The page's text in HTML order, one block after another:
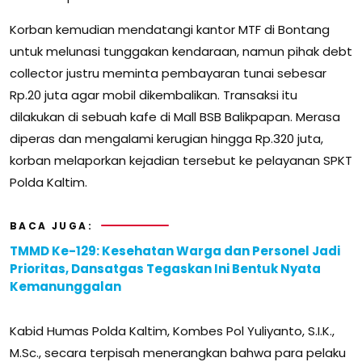
Korban kemudian mendatangi kantor MTF di Bontang
untuk melunasi tunggakan kendaraan, namun pihak debt
collector justru meminta pembayaran tunai sebesar
Rp.20 juta agar mobil dikembalikan. Transaksi itu
dilakukan di sebuah kafe di Mall BSB Balikpapan. Merasa
diperas dan mengalami kerugian hingga Rp.320 juta,
korban melaporkan kejadian tersebut ke pelayanan SPKT
Polda Kaltim.
BACA JUGA:
TMMD Ke-129: Kesehatan Warga dan Personel Jadi
Prioritas, Dansatgas Tegaskan Ini Bentuk Nyata
Kemanunggalan
Kabid Humas Polda Kaltim, Kombes Pol Yuliyanto, S.I.K.,
M.Sc., secara terpisah menerangkan bahwa para pelaku